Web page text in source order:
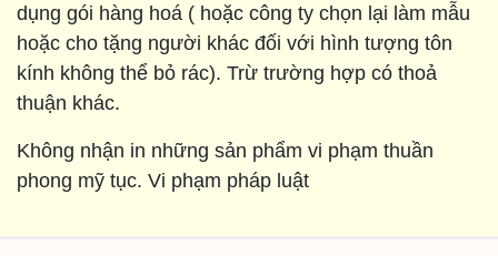
dụng gói hàng hoá ( hoặc công ty chọn lại làm mẫu
hoặc cho tặng người khác đối với hình tượng tôn
kính không thể bỏ rác). Trừ trường hợp có thoả
thuận khác.
Không nhận in những sản phẩm vi phạm thuần
phong mỹ tục. Vi phạm pháp luật